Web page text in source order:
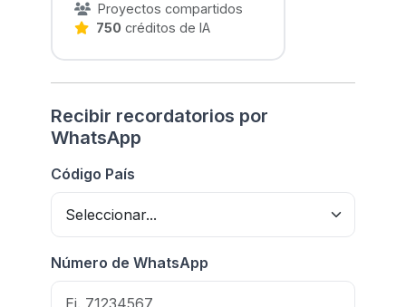
Proyectos compartidos
750 créditos de IA
Recibir recordatorios por
WhatsApp
Código País
Número de WhatsApp